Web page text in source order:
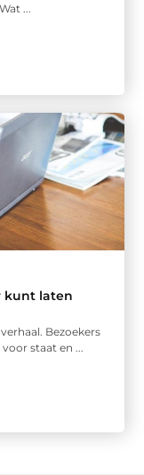
...
kunt laten
Bezoekers
staat en ...